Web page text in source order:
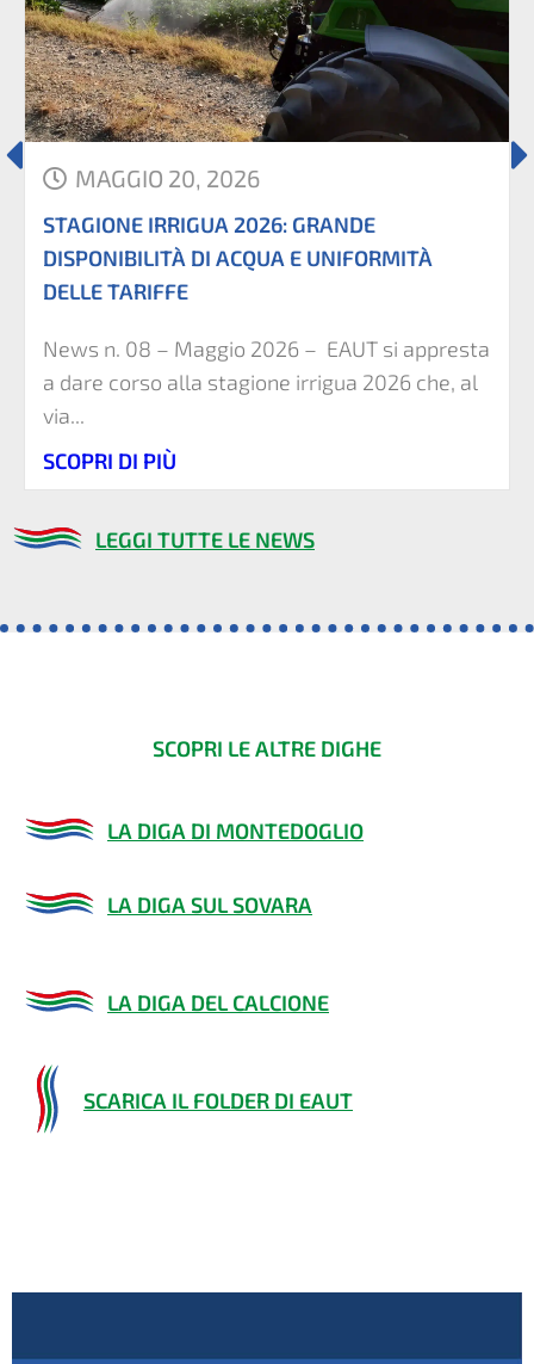
MAGGIO 20, 2026
STAGIONE IRRIGUA 2026: GRANDE
DISPONIBILITÀ DI ACQUA E UNIFORMITÀ
DELLE TARIFFE
News n. 08 – Maggio 2026 – EAUT si appresta
a dare corso alla stagione irrigua 2026 che, al
via...
SCOPRI DI PIÙ
LEGGI TUTTE LE NEWS
SCOPRI LE ALTRE DIGHE
LA DIGA DI MONTEDOGLIO
LA DIGA SUL SOVARA
LA DIGA DEL CALCIONE
SCARICA IL FOLDER DI EAUT